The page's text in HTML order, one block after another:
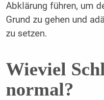
Abklärung führen, um
Grund zu gehen und
zu setzen.
Wieviel
normal?